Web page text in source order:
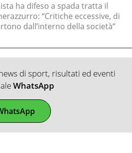
ha difeso a spada tratta il
“Critiche eccessive, di
dall’interno della società”
di sport, risultati ed eventi
WhatsApp